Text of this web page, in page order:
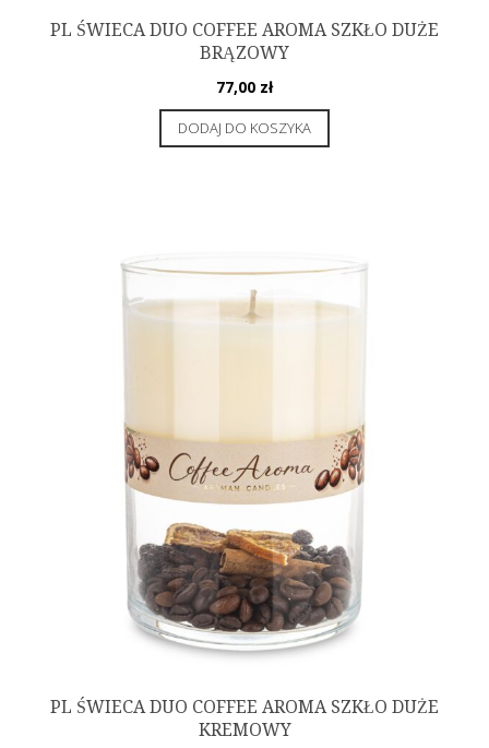
PL ŚWIECA DUO COFFEE AROMA SZKŁO DUŻE
BRĄZOWY
77,00 zł
DODAJ DO KOSZYKA
PL ŚWIECA DUO COFFEE AROMA SZKŁO DUŻE
KREMOWY